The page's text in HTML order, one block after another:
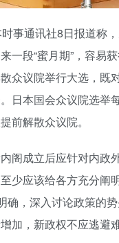
时事通讯社8日报道称
一段“蜜月期”，容易
众议院举行大选，
日本国会众议院选举
前解散众议院。
阁成立后应针对内
少应该给各方充分
确，深入讨论政策的
加，新政权不应逃避难